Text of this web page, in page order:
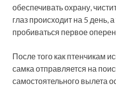
обеспечивать охрану,
глаз происходит на 5 день,
пробиваться первое
После того как птенчикам
самка отправляется на
самостоятельного вылета